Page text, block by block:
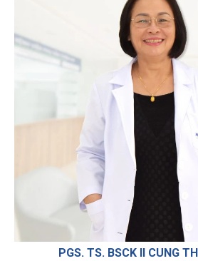
PGS. TS. BSCK II CUNG